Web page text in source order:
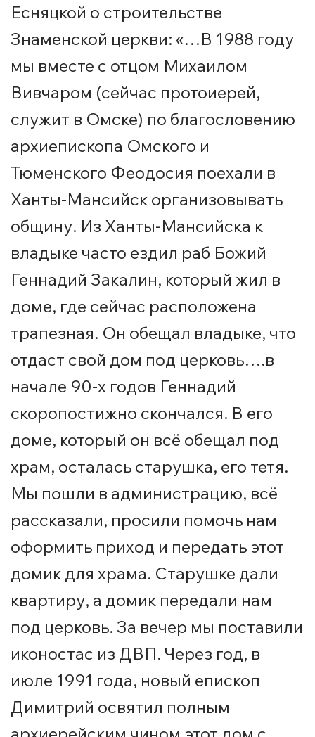
Есняцкой о строительстве
Знаменской церкви: «…В 1988 году
мы вместе с отцом Михаилом
Вивчаром (сейчас протоиерей,
служит в Омске) по благословению
архиепископа Омского и
Тюменского Феодосия поехали в
Ханты-Мансийск организовывать
общину. Из Ханты-Мансийска к
владыке часто ездил раб Божий
Геннадий Закалин, который жил в
доме, где сейчас расположена
трапезная. Он обещал владыке, что
отдаст свой дом под церковь….в
начале 90-х годов Геннадий
скоропостижно скончался. В его
доме, который он всё обещал под
храм, осталась старушка, его тетя.
Мы пошли в администрацию, всё
рассказали, просили помочь нам
оформить приход и передать этот
домик для храма. Старушке дали
квартиру, а домик передали нам
под церковь. За вечер мы поставили
иконостас из ДВП. Через год, в
июле 1991 года, новый епископ
Димитрий освятил полным